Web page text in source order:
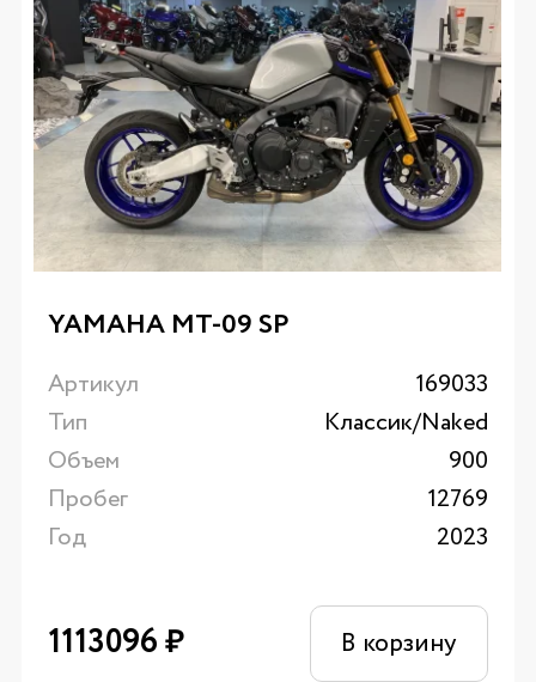
YAMAHA MT-09 SP
Артикул
169033
Тип
Классик/Naked
Объем
900
Пробег
12769
Год
2023
1113096₽ В корзину